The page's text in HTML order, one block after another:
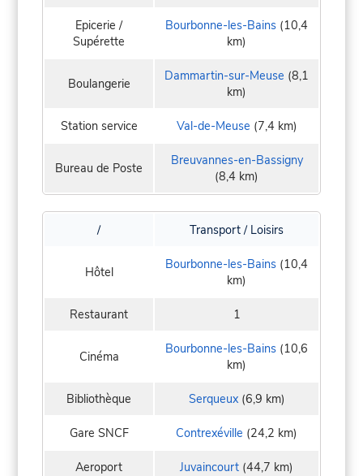
Epicerie /
Supérette
Bourbonne-les-Bains (10,4
km)
Boulangerie Dammartin-sur-Meuse (8,1
km)
Station service Val-de-Meuse (7,4 km)
Bureau de Poste
Breuvannes-en-Bassigny
(8,4 km)
/ Transport / Loisirs
Hôtel Bourbonne-les-Bains (10,4
km)
Restaurant 1
Cinéma Bourbonne-les-Bains (10,6
km)
Bibliothèque Serqueux(6,9 km)
Gare SNCF Contrexéville (24,2 km)
Aeroport Juvaincourt (44,7 km)